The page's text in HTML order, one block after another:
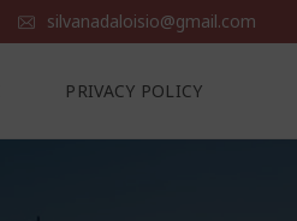
silvanadaloisio@gmail.com
PRIVACY POLICY